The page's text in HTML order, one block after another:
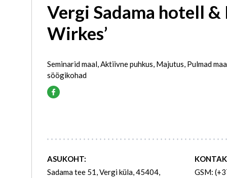
Vergi Sadama hotell &
Wirkes’
Seminarid maal, Aktiivne puhkus, Majutus, Pulmad
söögikohad
ASUKOHT:
Sadama tee 51, Vergi küla, 45404,
GSM: